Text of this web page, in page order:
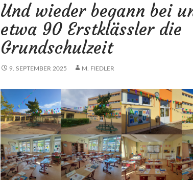
Und wieder begann bei
etwa 90 Erstklässler die
Grundschulzeit
9. SEPTEMBER 2025 M. FIEDLER